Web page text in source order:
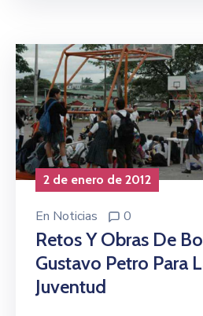
2 de enero de 2012
En Noticias 0
Retos Y Obras De
Gustavo Petro Para
Juventud